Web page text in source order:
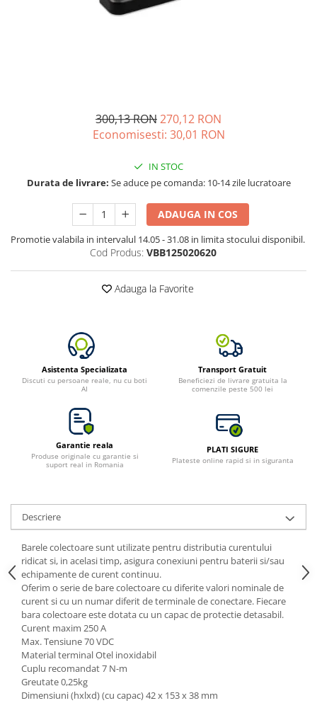
Cauta dupa capacitate
Pecron
Toate generatoarele
Panouri Solare Pliabile
Cauta dupa marca
Toate panourile portabile
Kituri solare pentru balcon
Frigidere Portabile
Componente Fotovoltaice
Incarcatoare solare
Incarcatoare solare MPPT
Interfete si cabluri
Cabluri panouri fotovoltaice
Cabluri pentru echipamente
fotovoltaice
Protectii si izolatoare de baterii
Accesorii
Monitorizare si control
Convertoare DC - DC
Invertoare Off-grid
Incarcatoare de retea
300,13 RON270,12 RON
Economisesti: 30,01 RON
IN STOC
Durata de livrare: Se aduce pe comanda: 10-14 zile lucratoare
ADAUGA IN COS
Promotie valabila in intervalul 14.05 - 31.08 in limita stocului disponibil.
Cod Produs: VBB125020620
Adauga la Favorite
Asistenta Specializata
Discuti cu persoane reale, nu cu boti
AI
Transport Gratuit
Beneficiezi de livrare gratuita la
comenzile peste 500 lei
Garantie reala
Produse originale cu garantie si
suport real in Romania
PLATI SIGURE
Plateste online rapid si in siguranta
Descriere
Barele colectoare sunt utilizate pentru distributia curentului
ridicat si, in acelasi timp, asigura conexiuni pentru baterii si/sau
echipamente de curent continuu.
Oferim o serie de bare colectoare cu diferite valori nominale de
curent si cu un numar diferit de terminale de conectare. Fiecare
bara colectoare este dotata cu un capac de protectie detasabil.
Curent maxim 250 A
Max. Tensiune 70 VDC
Material terminal Otel inoxidabil
Cuplu recomandat 7 N-m
Greutate 0,25kg
Dimensiuni (hxlxd) (cu capac) 42 x 153 x 38 mm